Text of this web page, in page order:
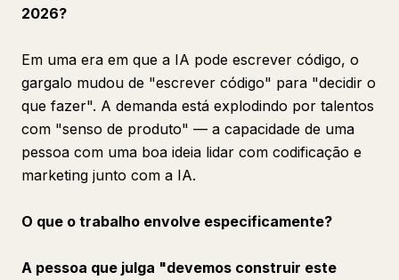
2026?
Em uma era em que a IA pode escrever código, o
gargalo mudou de "escrever código" para "decidir o
que fazer". A demanda está explodindo por talentos
com "senso de produto" — a capacidade de uma
pessoa com uma boa ideia lidar com codificação e
marketing junto com a IA.
O que o trabalho envolve especificamente?
A pessoa que julga "devemos construir este